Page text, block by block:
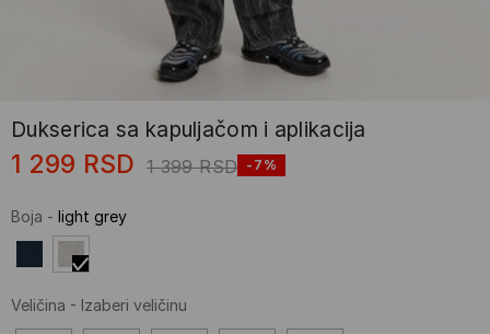
Dukserica sa kapuljačom i aplikacija
1 299 RSD 1 399 RSD -7%
Boja - light grey
Veličina - Izaberi veličinu